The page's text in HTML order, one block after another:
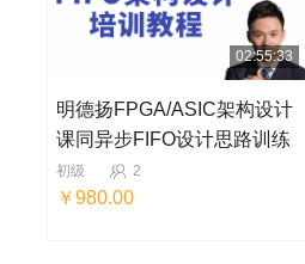
02:55:33
明德扬FPGA/ASIC架构设计
课同异步FIFO设计思路训练
初级 2
￥980.00